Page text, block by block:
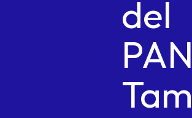
del